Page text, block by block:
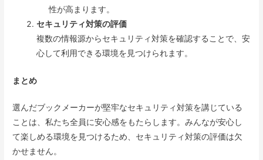
性が高まります。
セキュリティ対策の評価
複数の情報源からセキュリティ対策を確認することで、安
心して利用できる環境を見つけられます。
まとめ
選んだブックメーカーが堅牢なセキュリティ対策を講じている
ことは、私たち全員に安心感をもたらします。みんなが安心し
て楽しめる環境を見つけるため、セキュリティ対策の評価は欠
かせません。